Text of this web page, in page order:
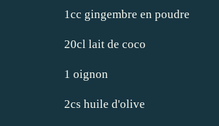
1cc gingembre en poudre
20cl lait de coco
1 oignon
2cs huile d'olive